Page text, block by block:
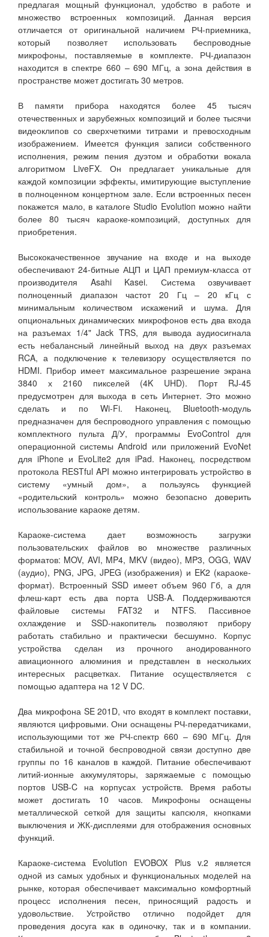
предлагая мощный функционал, удобство в работе и
множество встроенных композиций. Данная версия
отличается от оригинальной наличием РЧ-приемника,
который позволяет использовать беспроводные
микрофоны, поставляемые в комплекте. РЧ-диапазон
находится в спектре 660 – 690 МГц, а зона действия в
пространстве может достигать 30 метров.
В памяти прибора находятся более 45 тысяч
отечественных и зарубежных композиций и более тысячи
видеоклипов со сверхчеткими титрами и превосходным
изображением. Имеется функция записи собственного
исполнения, режим пения дуэтом и обработки вокала
алгоритмом LiveFX. Он предлагает уникальные для
каждой композиции эффекты, имитирующие выступление
в полноценном концертном зале. Если встроенных песен
покажется мало, в каталоге Studio Evolution можно найти
более 80 тысяч караоке-композиций, доступных для
приобретения.
Высококачественное звучание на входе и на выходе
обеспечивают 24-битные АЦП и ЦАП премиум-класса от
производителя Asahi Kasei. Система озвучивает
полноценный диапазон частот 20 Гц – 20 кГц с
минимальным количеством искажений и шума. Для
опциональных динамических микрофонов есть два входа
на разъемах 1/4" Jack TRS, для вывода аудиосигнала
есть небалансный линейный выход на двух разъемах
RCA, а подключение к телевизору осуществляется по
HDMI. Прибор имеет максимальное разрешение экрана
3840 х 2160 пикселей (4K UHD). Порт RJ-45
предусмотрен для выхода в сеть Интернет. Это можно
сделать и по Wi-Fi. Наконец, Bluetooth-модуль
предназначен для беспроводного управления с помощью
комплектного пульта Д/У, программы EvoControl для
операционной системы Android или приложений EvoNet
для iPhone и EvoLite2 для iPad. Наконец, посредством
протокола RESTful API можно интегрировать устройство в
систему «умный дом», а пользуясь функцией
«родительский контроль» можно безопасно доверить
использование караоке детям.
Караоке-система дает возможность загрузки
пользовательских файлов во множестве различных
форматов: MOV, AVI, MP4, MKV (видео), MP3, OGG, WAV
(аудио), PNG, JPG, JPEG (изображения) и EK2 (караоке-
формат). Встроенный SSD имеет объем 960 Гб, а для
флеш-карт есть два порта USB-A. Поддерживаются
файловые системы FAT32 и NTFS. Пассивное
охлаждение и SSD-накопитель позволяют прибору
работать стабильно и практически бесшумно. Корпус
устройства сделан из прочного анодированного
авиационного алюминия и представлен в нескольких
интересных расцветках. Питание осуществляется с
помощью адаптера на 12 V DC.
Два микрофона SE 201D, что входят в комплект поставки,
являются цифровыми. Они оснащены РЧ-передатчиками,
использующими тот же РЧ-спектр 660 – 690 МГц. Для
стабильной и точной беспроводной связи доступно две
группы по 16 каналов в каждой. Питание обеспечивают
литий-ионные аккумуляторы, заряжаемые с помощью
портов USB-C на корпусах устройств. Время работы
может достигать 10 часов. Микрофоны оснащены
металлической сеткой для защиты капсюля, кнопками
выключения и ЖК-дисплеями для отображения основных
функций.
Караоке-система Evolution EVOBOX Plus v.2 является
одной из самых удобных и функциональных моделей на
рынке, которая обеспечивает максимально комфортный
процесс исполнения песен, приносящий радость и
удовольствие. Устройство отлично подойдет для
проведения досуга как в одиночку, так и в компании.